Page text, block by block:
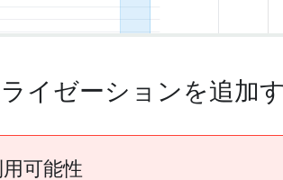
イゼーションを追加
可能性